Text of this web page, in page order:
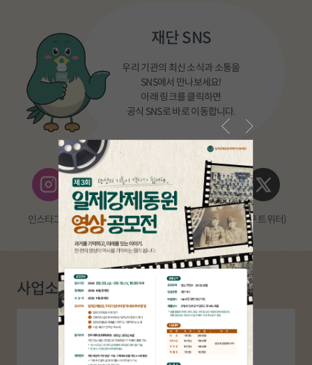
재단 SNS
우리 기관의 최신 소식과 소통을
SNS에서 만나보세요!
아래 링크를 클릭하면
공식 SNS로 바로 이동합니다.
인스타그램 유튜브 블로그 스레드 X(구 트위터)
사업소개
추도 사업 학술연구사업